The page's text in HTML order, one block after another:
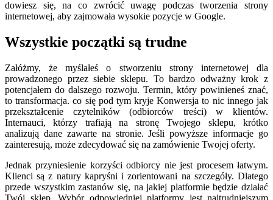
dowiesz się, na co zwrócić uwagę podczas tworzenia strony
internetowej, aby zajmowała wysokie pozycje w Google.
Wszystkie początki są trudne
Załóżmy, że myślałeś o stworzeniu strony internetowej dla
prowadzonego przez siebie sklepu. To bardzo odważny krok z
potencjałem do dalszego rozwoju. Termin, który powinieneś znać,
to transformacja. co się pod tym kryje Konwersja to nic innego jak
przekształcenie czytelników (odbiorców treści) w klientów.
Internauci, którzy trafiają na stronę Twojego sklepu, krótko
analizują dane zawarte na stronie. Jeśli powyższe informacje go
zainteresują, może zdecydować się na zamówienie Twojej oferty.
Jednak przyniesienie korzyści odbiorcy nie jest procesem łatwym.
Klienci są z natury kapryśni i zorientowani na szczegóły. Dlatego
przede wszystkim zastanów się, na jakiej platformie będzie działać
Twój sklep. Wybór odpowiedniej platformy jest najtrudniejszym